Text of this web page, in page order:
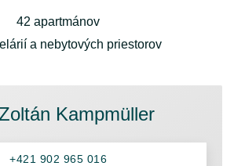
42 apartmánov
a nebytových priestorov
Kampmüller
+421 902 965 016